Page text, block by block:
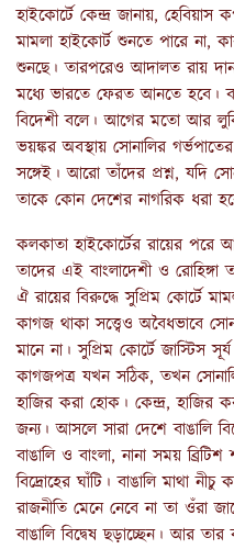
হাইকোর্টে কেন্দ্র জানায়,
মামলা হাইকোর্ট শুনতে পারে না,
শুনছে। তারপরেও আদালত রায় দান
মধ্যে ভারতে ফেরত আনতে হবে।
বিদেশী বলে। আগের মতো আর
ভয়ঙ্কর অবস্থায় সোনালির
সঙ্গেই। আরো তাঁদের প্রশ্ন, যদি
তাকে কোন দেশের নাগরিক ধরা
কলকাতা হাইকোর্টের রায়ের পরে
তাদের এই বাংলাদেশী ও রোহিঙ্গা
ঐ রায়ের বিরুদ্ধে সুপ্রিম কোর্টে
কাগজ থাকা সত্ত্বেও অবৈধভাবে
মানে না। সুপ্রিম কোর্টে জাস্টিস
কাগজপত্র যখন সঠিক, তখন
হাজির করা হোক। কেন্দ্র, হাজির
জন্য। আসলে সারা দেশে বাঙালি
বাঙালি ও বাংলা, নানা সময়
বিদ্রোহের ঘাঁটি। বাঙালি মাথা নীচু
রাজনীতি মেনে নেবে না তা ওঁরা
বাঙালি বিদ্বেষ ছড়াচ্ছেন। আর